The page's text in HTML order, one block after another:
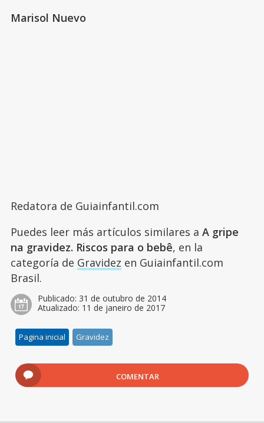
Marisol Nuevo
Redatora de Guiainfantil.com
Puedes leer más artículos similares a A gripe
na gravidez. Riscos para o bebê, en la
categoría de Gravidez en Guiainfantil.com
Brasil.
Publicado: 31 de outubro de 2014
Atualizado: 11 de janeiro de 2017
Pagina inicial Gravidez
COMENTAR